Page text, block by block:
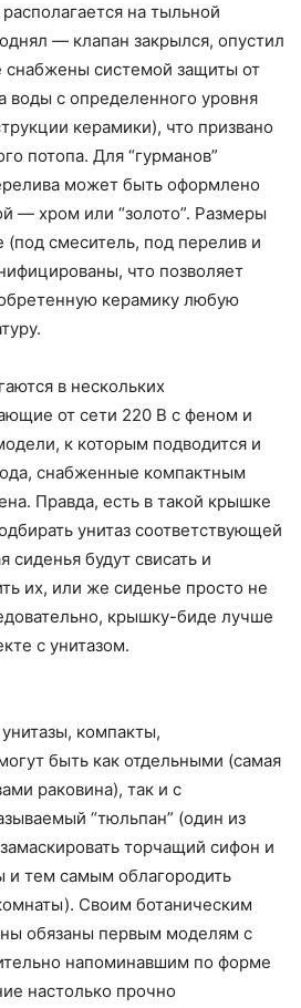
на тыльной
— клапан закрылся, опустил
системой защиты от
воды с определенного уровня
керамики), что призвано
потопа. Для “гурманов”
может быть оформлено
— хром или “золото”. Размеры
(под смеситель, под перелив и
что позволяет
керамику любую
в нескольких
от сети 220 В с феном и
к которым подводится и
снабженные компактным
Правда, есть в такой крышке
унитаз соответствующей
будут свисать и
их, или же сиденье просто не
крышку-биде лучше
с унитазом.
компакты,
быть как отдельными (самая
раковина), так и с
“тюльпан” (один из
торчащий сифон и
и тем самым облагородить
Своим ботаническим
обязаны первым моделям с
напоминавшим по форме
настолько прочно